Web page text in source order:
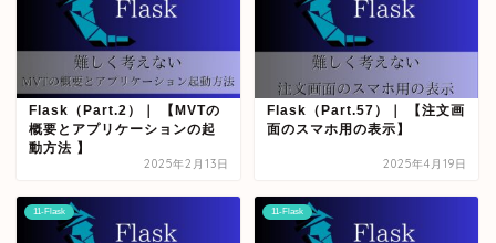
Flask（Part.2）｜ 【MVTの
概要とアプリケーションの起
動方法 】
2025年2月13日
Flask（Part.57）｜ 【注文画
面のスマホ用の表示】
2025年4月19日
11-Flask 11-Flask